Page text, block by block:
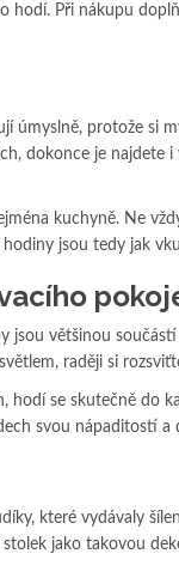
hodí. Při nákupu
úmyslně, protože si
dokonce je najdete
kuchyně. Ne
jsou tedy jak
jsou většinou
raději si
se skutečně do
svou nápaditostí a
které vydávaly
jako takovou